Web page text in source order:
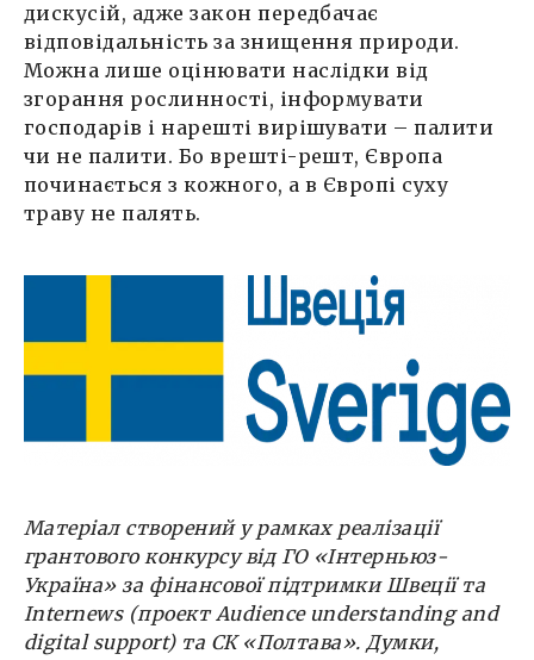
дискусій, адже закон передбачає
відповідальність за знищення природи.
Можна лише оцінювати наслідки від
згорання рослинності, інформувати
господарів і нарешті вирішувати – палити
чи не палити. Бо врешті-решт, Європа
починається з кожного, а в Європі суху
траву не палять.
Матеріал створений у рамках реалізації
грантового конкурсу від ГО «Інтерньюз-
Україна» за фінансової підтримки Швеції та
Internews (проект Audience understanding and
digital support) та СК «Полтава». Думки,